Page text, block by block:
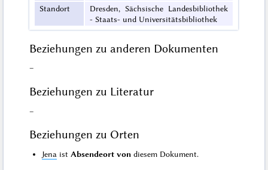
Standort
Dresden, Sächsische Landesbibliothek
- Staats- und Universitätsbibliothek
Beziehungen zu anderen Dokumenten
–
Beziehungen zu Literatur
–
Beziehungen zu Orten
Jena ist Absendeort von diesem Dokument.